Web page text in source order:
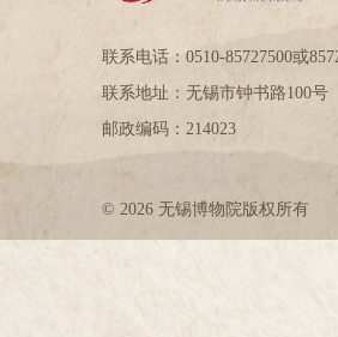
联系电话：0510-85727500或
联系地址：无锡市钟书路100号
邮政编码：214023
© 2026 无锡博物院版权所有